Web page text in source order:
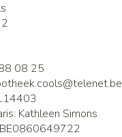
08 25
telenet.be
Kathleen Simons
BE0860649722